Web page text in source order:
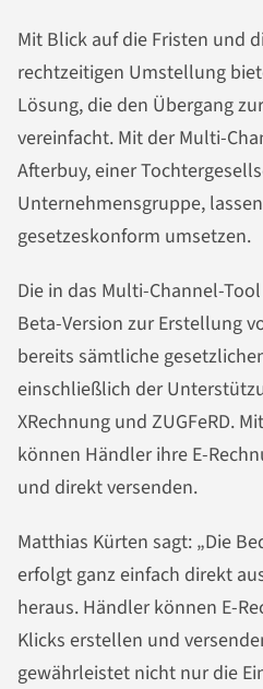
Mit Blick auf die Fristen und
rechtzeitigen Umstellung
Lösung, die den Übergang
vereinfacht. Mit der Multi-
Afterbuy, einer
Unternehmensgruppe,
gesetzeskonform umsetzen.
Die in das Multi-Channel-
Beta-Version zur Erstellung
bereits sämtliche
einschließlich der
XRechnung und ZUGFeRD.
können Händler ihre E-
und direkt versenden.
Matthias Kürten sagt: „Die
erfolgt ganz einfach direkt
heraus. Händler können E-
Klicks erstellen und
gewährleistet nicht nur die